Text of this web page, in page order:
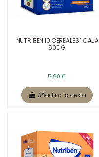
NUTRIBEN 10 CEREALES 1 CAJA
600 G
5,90 €
Añadir a la cesta